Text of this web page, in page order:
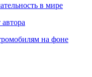
в мире
на фоне